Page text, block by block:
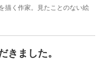
描く作家。見たことのない絵
きました。